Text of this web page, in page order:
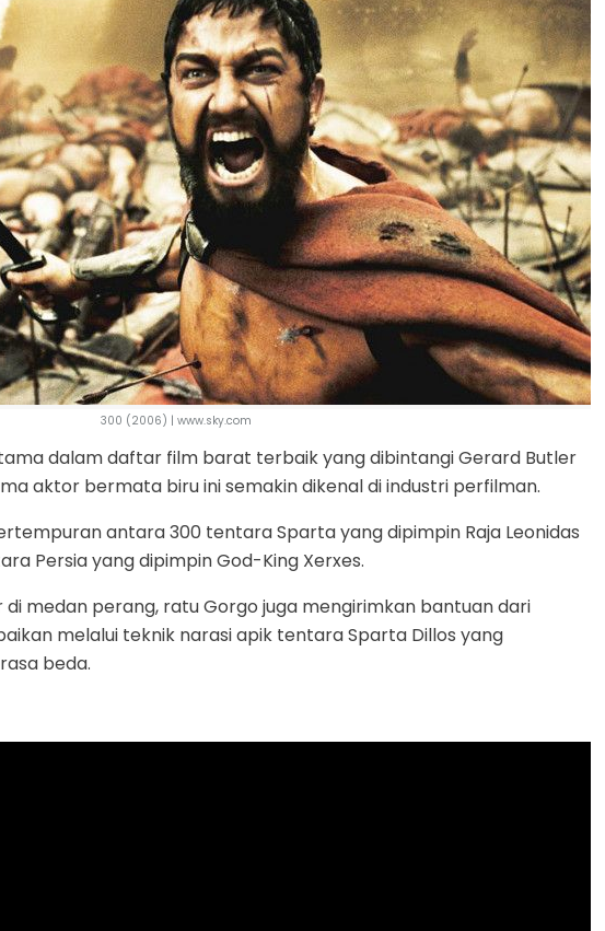
300 (2006) | www.sky.com
dalam daftar film barat terbaik yang dibintangi Gerard Butler
aktor bermata biru ini semakin dikenal di industri perfilman.
antara 300 tentara Sparta yang dipimpin Raja Leonidas
Persia yang dipimpin God-King Xerxes.
medan perang, ratu Gorgo juga mengirimkan bantuan dari
melalui teknik narasi apik tentara Sparta Dillos yang
beda.